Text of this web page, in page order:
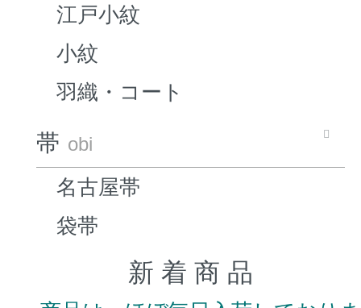
江戸小紋
小紋
羽織・コート
帯 obi
名古屋帯
袋帯
新 着 商 品